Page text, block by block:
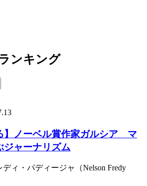
ンキング
】ノーベル賞作家ガルシア゠マ
ジャーナリズム
ィ・パディージャ（Nelson Fredy